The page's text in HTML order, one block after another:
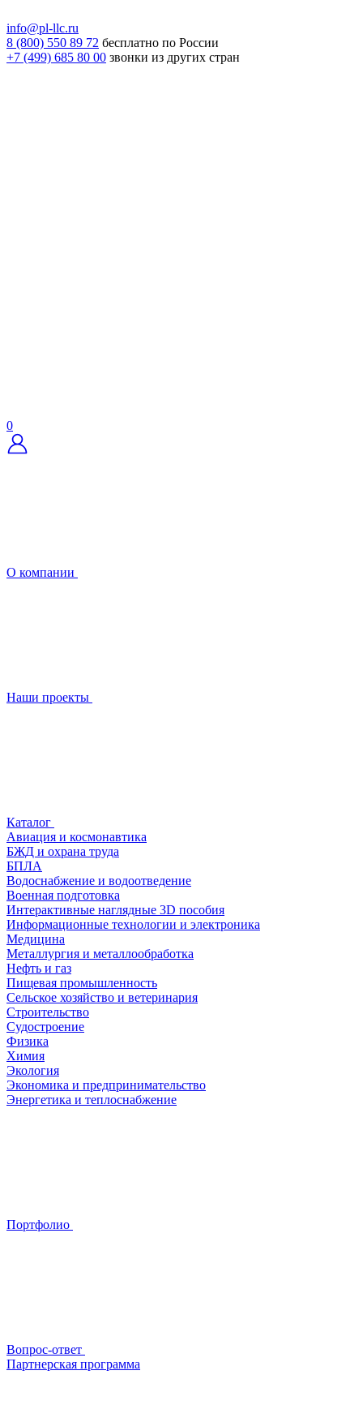
info@pl-llc.ru
8 (800) 550 89 72 бесплатно по России
+7 (499) 685 80 00 звонки из других стран
0
О компании
Наши проекты
Каталог
Авиация и космонавтика
БЖД и охрана труда
БПЛА
Водоснабжение и водоотведение
Военная подготовка
Интерактивные наглядные 3D пособия
Информационные технологии и электроника
Медицина
Металлургия и металлообработка
Нефть и газ
Пищевая промышленность
Сельское хозяйство и ветеринария
Строительство
Судостроение
Физика
Химия
Экология
Экономика и предпринимательство
Энергетика и теплоснабжение
Портфолио
Вопрос-ответ
Партнерская программа